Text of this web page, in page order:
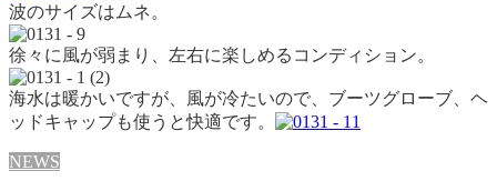
波のサイズはムネ。
徐々に風が弱まり、左右に楽しめるコンディション。
海水は暖かいですが、風が冷たいので、ブーツグローブ、ヘ
ッドキャップも使うと快適です。
NEWS